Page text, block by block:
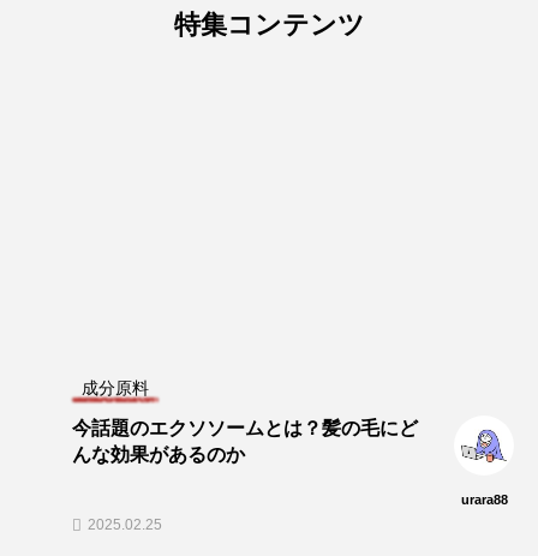
特集コンテンツ
成分原料
今話題のエクソソームとは？髪の毛にど
んな効果があるのか
urara88
2025.02.25